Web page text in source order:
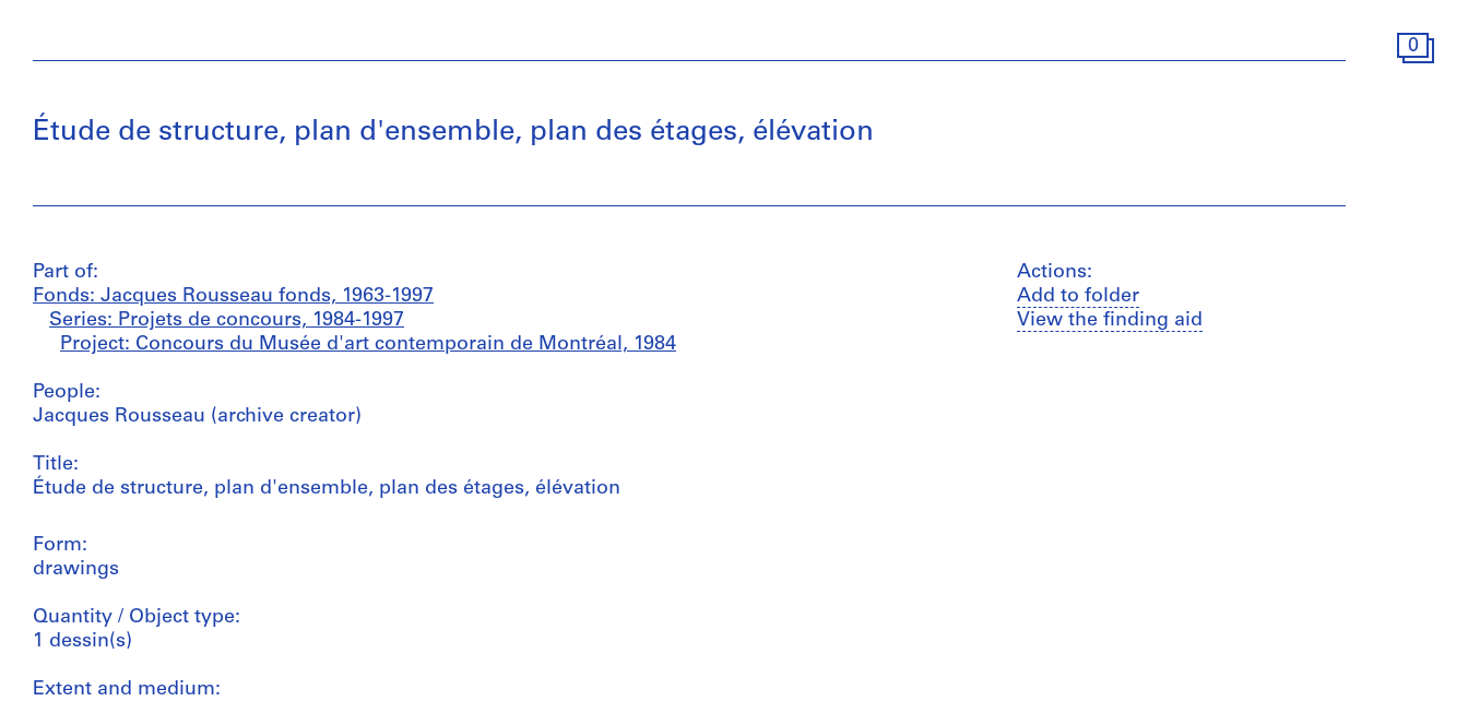
0
Étude de structure, plan d'ensemble, plan des étages, élévation
Part of:
Fonds: Jacques Rousseau fonds, 1963-1997
Series: Projets de concours, 1984-1997
Project: Concours du Musée d'art contemporain de Montréal, 1984
People:
Jacques Rousseau (archive creator)
Title:
Étude de structure, plan d'ensemble, plan des étages, élévation
Form:
drawings
Quantity / Object type:
1 dessin(s)
Extent and medium:
Actions:
Add to folder
View the finding aid